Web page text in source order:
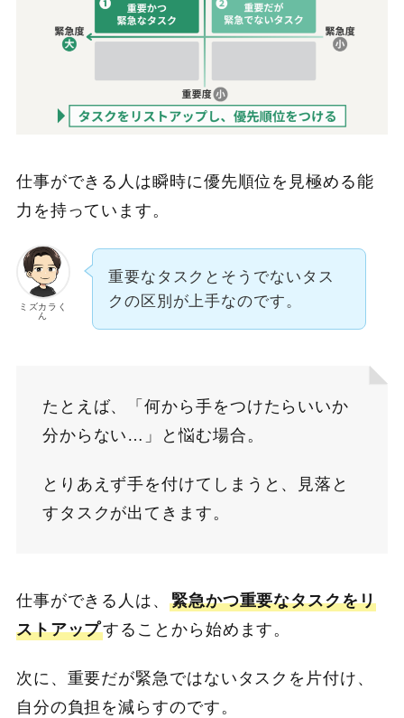
仕事ができる人は瞬時に優先順位を見極める能
力を持っています。
ミズカラく
ん
重要なタスクとそうでないタス
クの区別が上手なのです。
たとえば、「何から手をつけたらいいか
分からない…」と悩む場合。
とりあえず手を付けてしまうと、見落と
すタスクが出てきます。
仕事ができる人は、 緊急かつ重要なタスクをリ
ストアップすることから始めます。
次に、重要だが緊急ではないタスクを片付け、
自分の負担を減らすのです。